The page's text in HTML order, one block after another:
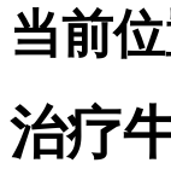
当前位
治疗